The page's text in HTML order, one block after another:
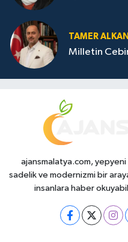
TAMER ALKAN
Milletin
ajansmalatya.com,
sadelik ve modernizmi bir
insanlara haber